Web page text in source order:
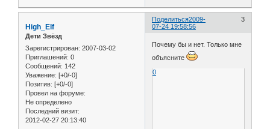
Поделиться 3
2009-
07-24 19:58:56
High_Elf
Дети Звёзд
Зарегистрирован: 2007-03-02
Приглашений: 0
Сообщений: 142
Уважение: [+0/-0]
Позитив: [+0/-0]
Провел на форуме:
Не определено
Последний визит:
2012-02-27 20:13:40
Почему бы и нет. Только мне
объясните
0